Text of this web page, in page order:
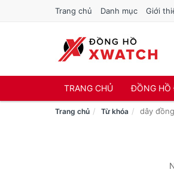
Trang chủ Danh mục Giới
TRANG CHỦ ĐỒNG HỒ
Trang chủ Từ khóa dây